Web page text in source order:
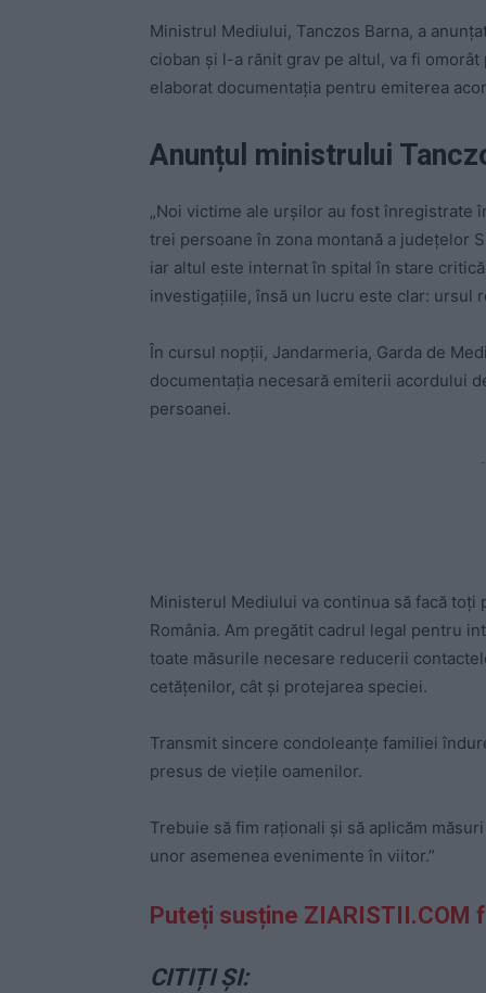
Ministrul Mediului, Tanczos Barna, a
cioban și l-a rănit grav pe altul, va fi omorât
elaborat documentația pentru emiterea
Anunțul ministrului
„Noi victime ale urșilor au fost înregistrate
trei persoane în zona montană a județelor
iar altul este internat în spital în stare
investigațiile, însă un lucru este clar: ursul
În cursul nopții, Jandarmeria, Garda de
documentația necesară emiterii acordului
persoanei.
Ministerul Mediului va continua să facă
România. Am pregătit cadrul legal pentru
toate măsurile necesare reducerii
cetățenilor, cât și protejarea speciei.
Transmit sincere condoleanțe familiei
presus de viețile oamenilor.
Trebuie să fim raționali și să aplicăm
unor asemenea evenimente în viitor.”
Puteți susține ZIARISTII.COM
CITIȚI ȘI: